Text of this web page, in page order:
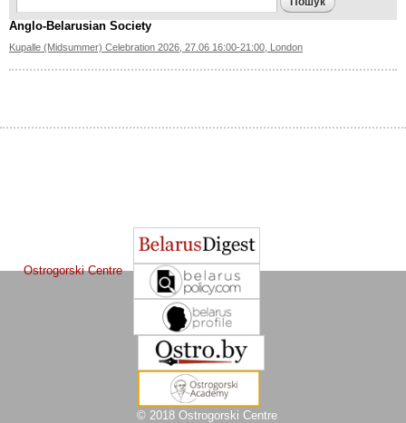
Search form
Anglo-Belarusian Society
Kupalle (Midsummer) Celebration 2026, 27.06 16:00-21:00, London
Ostrogorski Centre
© 2018 Ostrogorski Centre